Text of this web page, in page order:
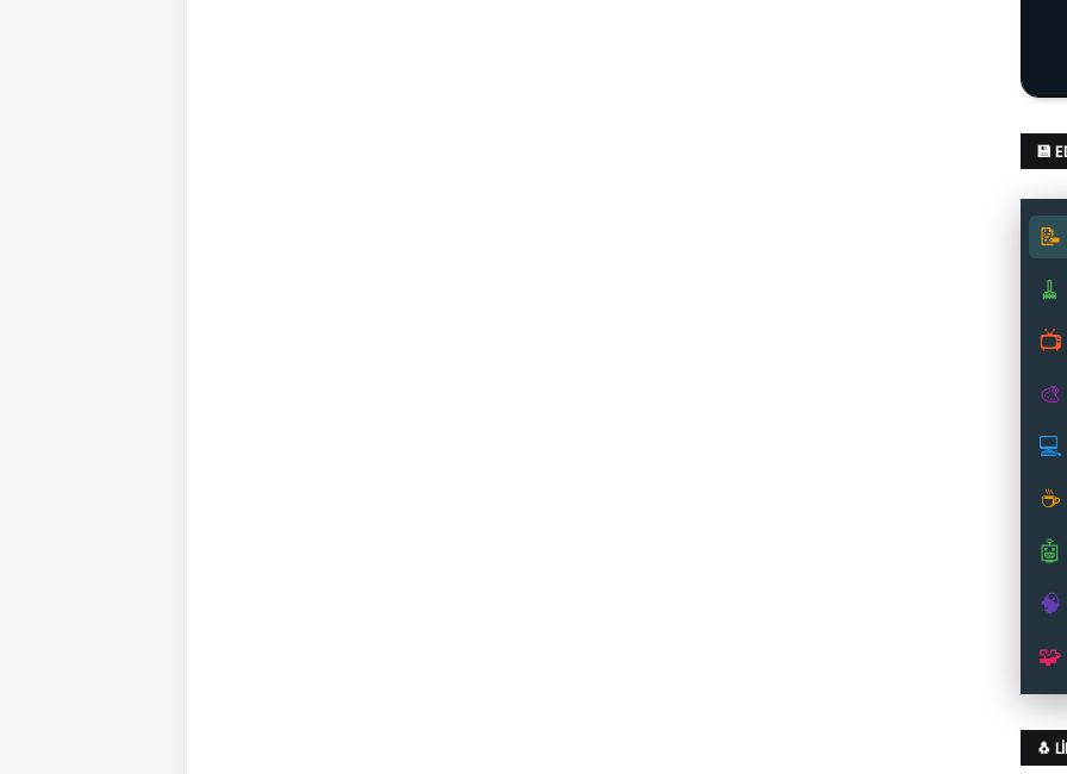
💾
📝
🧹
📺
🎨
💻
☕
🤖
🧠
🧩
🐧